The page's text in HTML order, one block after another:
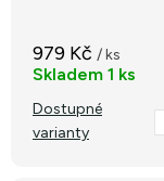
979 Kč / ks
Skladem 1 ks
Dostupné
varianty